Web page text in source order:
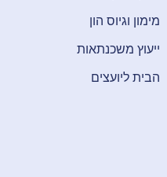
מימון וגיוס הון
ייעוץ משכנתאות
הבית ליועצים